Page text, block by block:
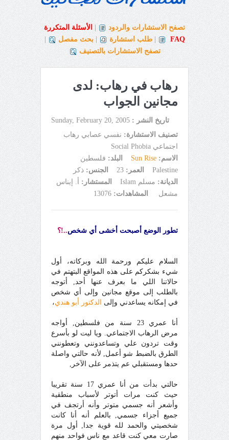
تصفح الاستشارات والردود
الأسئلة المتكررة
FAQ
طلب استشارة بحث مفصل
تصفح الاستشارات بالتصنيف
رهاب في رهاب: لدى
مجانين الجواب
تاريخ النشر : Sunday, February 20, 2005
تصنيف الاستشارة: نفسي عصابي رهاب
اجتماعي Social Phobia
الاسم: Sun Rise البلد: فلسطين
Palestine
العمر: 23 الجنس: ذكر
الديانة: مسلم Islam المستشار:
أ. إيناس
مشعل
المشاهدات: 13076
تطور الوضع أصبحت أخشى أي شخص..!؟
السلام عليكم ورحمة الله وبركاته، أول
شيء بشكركم على هذه المواقع البتهتم في
حالاتنا اللي ما بعرف عنها أحد, أتوجه
بالطلب إلى موقع مجانين وإلى أي شخص
في إمكانه يساعدني وإلى
الدكتور أبو هندي،
أنا عمري 23 سنة من فلسطين, أواجه
مرض الرهاب الاجتماعي. ويا ليت لو بأسرع
وقت تردون علي وتساعدونني وتعطونني
الطرق بالضبط شو أعمل, لأنه حالتي واصلة
حدها ومستقبلي عم يتذمر على الآخر,
حالتي بدأت من أنا عمري 17 سنة تقريبا
حيث كنت مرات أتوتر لأسباب منطقية
وأشعر أنه جسمي متوتر وأنه أرتجف في
جميع أجزاء جسمي, بالعلم أنه أنا كانت
شخصيتي والحمد لله قوية جدا, أول مرة
صارت معي كنت قاعد مع ناس فواحد منهم